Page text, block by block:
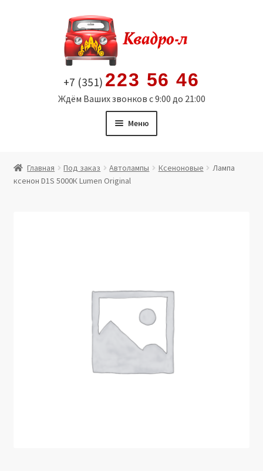
содержимому
+7 (351) 223 56 46
Ждём Ваших звонков с 9:00 до 21:00
Меню
Витрина
Юридические данные
Главная Под заказ Автолампы Ксеноновые
Лампа
ксенон D1S 5000К Lumen Original